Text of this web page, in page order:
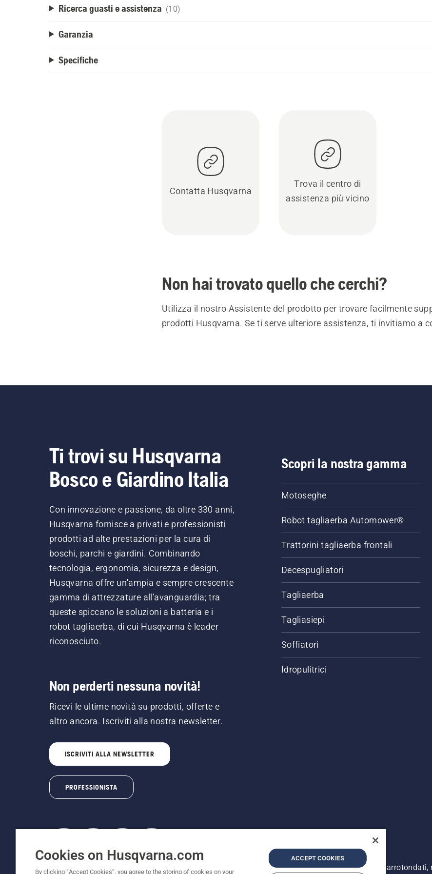
Ricerca guasti e assistenza (10)
Garanzia
Specifiche
Contatta Husqvarna
Trova il centro di
assistenza più vicino
Non hai trovato quello che cerchi?
Utilizza il nostro Assistente del prodotto per trovare facilmente
prodotti Husqvarna. Se ti serve ulteriore assistenza, ti invitiamo a
Ti trovi su Husqvarna
Bosco e Giardino Italia
Con innovazione e passione, da oltre 330 anni,
Husqvarna fornisce a privati e professionisti
prodotti ad alte prestazioni per la cura di
boschi, parchi e giardini. Combinando
tecnologia, ergonomia, sicurezza e design,
Husqvarna offre un'ampia e sempre crescente
gamma di attrezzature all’avanguardia; tra
queste spiccano le soluzioni a batteria e i
robot tagliaerba, di cui Husqvarna è leader
riconosciuto.
Non perderti nessuna novità!
Ricevi le ultime novità su prodotti, offerte e
altro ancora. Iscriviti alla nostra newsletter.
ISCRIVITI ALLA NEWSLETTER
PROFESSIONISTA
Scopri la nostra gamma
Motoseghe
Robot tagliaerba Automower®
Trattorini tagliaerba frontali
Decespugliatori
Tagliaerba
Tagliasiepi
Soffiatori
Idropulitrici
© Husqvarna AB (publ). Tutti i diritti riservati. I prezzi pubblicati si intendono raccomandati e arrotondati,
Cookies on Husqvarna.com
By clicking “Accept Cookies”, you agree to the storing of cookies on your
ACCEPT COOKIES